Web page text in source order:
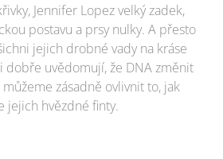
Jennifer Lopez velký zadek,
postavu a prsy nulky. A přesto
jejich drobné vady na kráse
dobře uvědomují, že DNA změnit
zásadně ovlivnit to, jak
jejich hvězdné finty.